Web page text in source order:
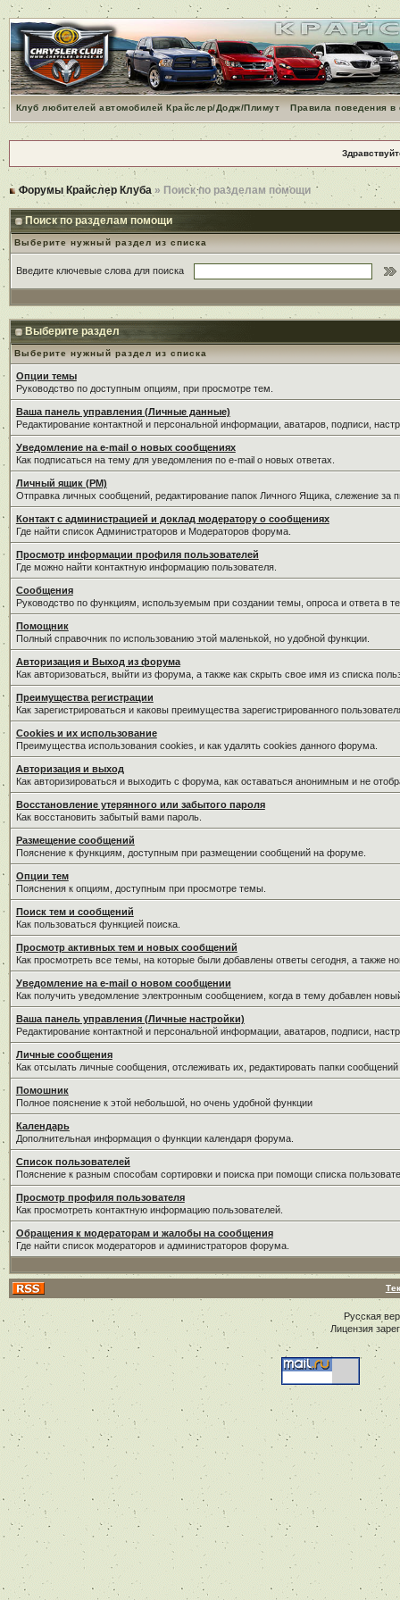
Клуб любителей автомобилей Крайслер/Додж/Плимут Правила поведения
Форумы Крайслер Клуба » Поиск по разделам помощи
Поиск по разделам помощи
Выберите нужный раздел из списка
Введите ключевые слова для поиска
Выберите раздел
Выберите нужный раздел из списка
Опции темы
Руководство по доступным опциям, при просмотре тем.
Ваша панель управления (Личные данные)
Редактирование контактной и персональной информации, аватаров, подписи,
Уведомление на e-mail о новых сообщениях
Как подписаться на тему для уведомления по e-mail о новых ответах.
Личный ящик (PM)
Отправка личных сообщений, редактирование папок Личного Ящика, слежение
Контакт с администрацией и доклад модератору о сообщениях
Где найти список Администраторов и Модераторов форума.
Просмотр информации профиля пользователей
Где можно найти контактную информацию пользователя.
Сообщения
Руководство по функциям, используемым при создании темы, опроса и ответа в
Помощник
Полный справочник по использованию этой маленькой, но удобной функции.
Авторизация и Выход из форума
Как авторизоваться, выйти из форума, а также как скрыть свое имя из списка
Преимущества регистрации
Как зарегистрироваться и каковы преимущества зарегистрированного
Cookies и их использование
Преимущества использования cookies, и как удалять cookies данного форума.
Авторизация и выход
Как авторизироваться и выходить с форума, как оставаться анонимным и не
Восстановление утерянного или забытого пароля
Как восстановить забытый вами пароль.
Размещение сообщений
Пояснение к функциям, доступным при размещении сообщений на форуме.
Опции тем
Пояснения к опциям, доступным при просмотре темы.
Поиск тем и сообщений
Как пользоваться функцией поиска.
Просмотр активных тем и новых сообщений
Как просмотреть все темы, на которые были добавлены ответы сегодня, а также
Уведомление на е-mail о новом сообщении
Как получить уведомление электронным сообщением, когда в тему добавлен
Ваша панель управления (Личные настройки)
Редактирование контактной и персональной информации, аватаров, подписи,
Личные сообщения
Как отсылать личные сообщения, отслеживать их, редактировать папки
Помошник
Полное пояснение к этой небольшой, но очень удобной функции
Календарь
Дополнительная информация о функции календаря форума.
Список пользователей
Пояснение к разным способам сортировки и поиска при помощи списка
Просмотр профиля пользователя
Как просмотреть контактную информацию пользователей.
Обращения к модераторам и жалобы на сообщения
Где найти список модераторов и администраторов форума.
Русская
Лицензия